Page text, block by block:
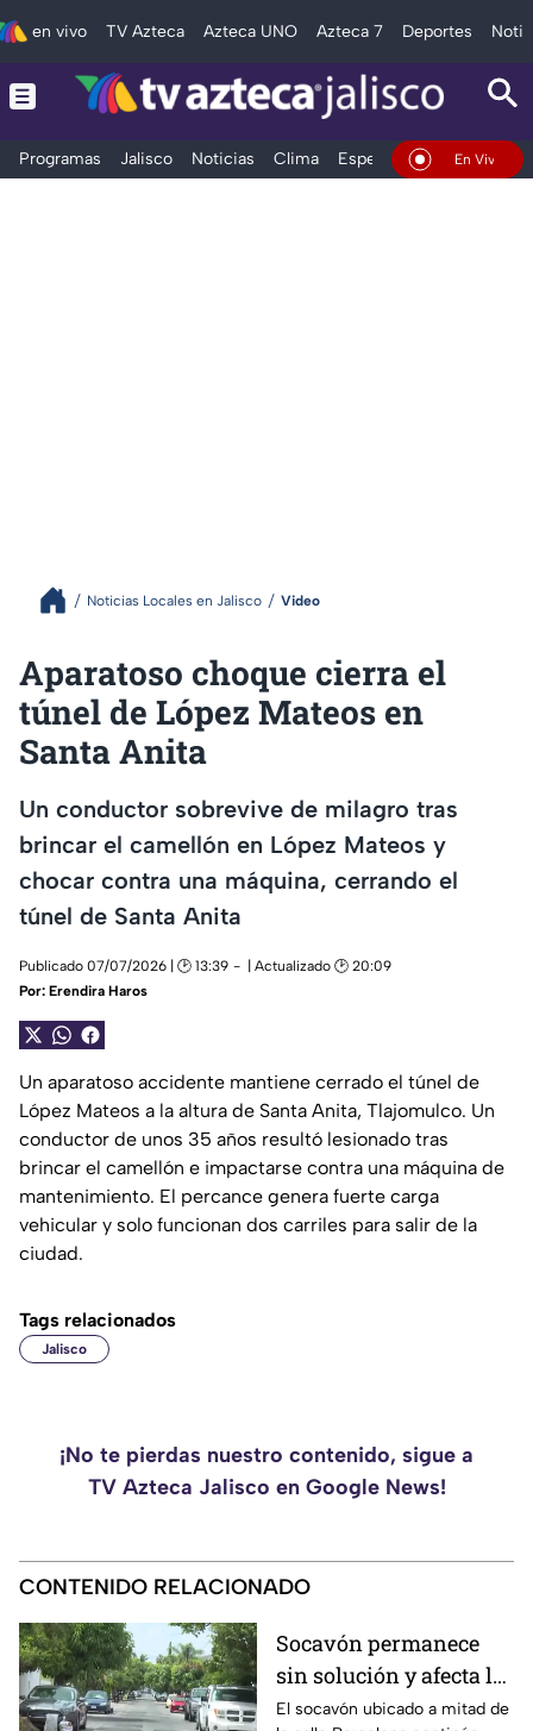
en vivo TV Azteca Azteca UNO Azteca 7 Deportes
Programas Jalisco Noticias Clima Espectáculos Deportes
En Vivo
Noticias Locales en Jalisco Video
Aparatoso choque cierra el
túnel de López Mateos en
Santa Anita
Un conductor sobrevive de milagro tras
brincar el camellón en López Mateos y
chocar contra una máquina, cerrando el
túnel de Santa Anita
Publicado 07/07/2026 | 🕑 13:39
| Actualizado 🕑 20:09
Por: Erendira Haros
Un aparatoso accidente mantiene cerrado el túnel de
López Mateos a la altura de Santa Anita, Tlajomulco. Un
conductor de unos 35 años resultó lesionado tras
brincar el camellón e impactarse contra una máquina de
mantenimiento. El percance genera fuerte carga
vehicular y solo funcionan dos carriles para salir de la
ciudad.
Tags relacionados
Jalisco
¡No te pierdas nuestro contenido, sigue a
TV Azteca Jalisco en Google News!
CONTENIDO RELACIONADO
Socavón permanece
sin solución y afecta la
circulación en calle
El socavón ubicado a mitad de